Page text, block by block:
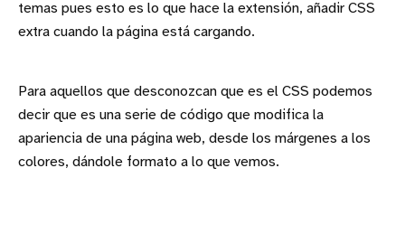
temas pues esto es lo que hace la extensión, añadir CSS
extra cuando la página está cargando.
Para aquellos que desconozcan que es el CSS podemos
decir que es una serie de código que modifica la
apariencia de una página web, desde los márgenes a los
colores, dándole formato a lo que vemos.